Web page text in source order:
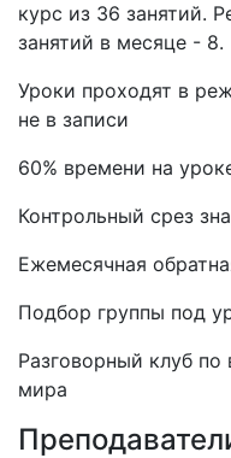
курс из 36 занятий.
занятий в месяце - 8.
Уроки проходят в
не в записи
60% времени на
Контрольный срез
Ежемесячная
Подбор группы под
Разговорный клуб
мира